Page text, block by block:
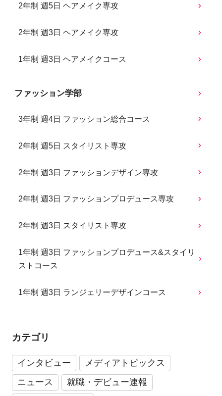
2年制 週5日 ヘアメイク専攻
2年制 週3日 ヘアメイク専攻
1年制 週3日 ヘアメイクコース
ファッション学部
3年制 週4日 ファッション総合コース
2年制 週5日 スタイリスト専攻
2年制 週3日 ファッションデザイン専攻
2年制 週3日 ファッションプロデュース専攻
2年制 週3日 スタイリスト専攻
1年制 週3日 ファッションプロデュース&スタイリ
ストコース
1年制 週3日 ランジェリーデザインコース
カテゴリ
インタビュー
メディアトピックス
ニュース
就職・デビュー速報